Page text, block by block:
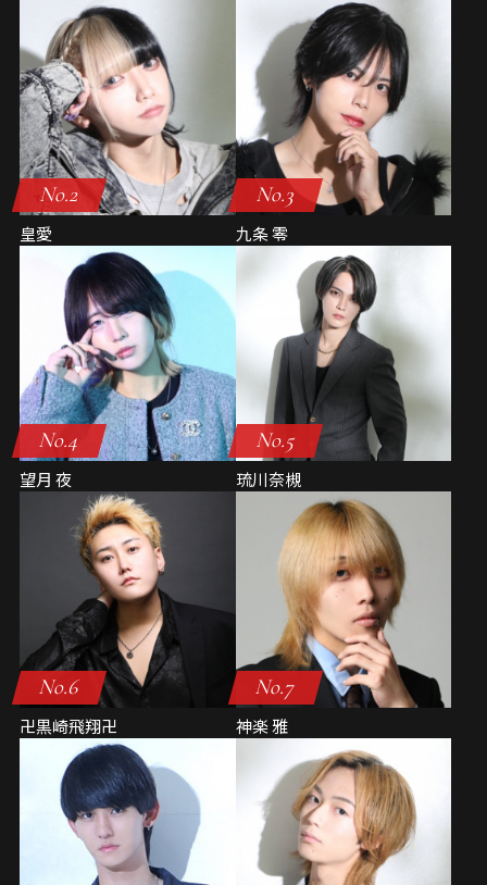
No.2
皇愛
No.3
九条 零
No.4
望月 夜
No.5
琉川奈槻
No.6
卍黒崎飛翔卍
No.7
神楽 雅